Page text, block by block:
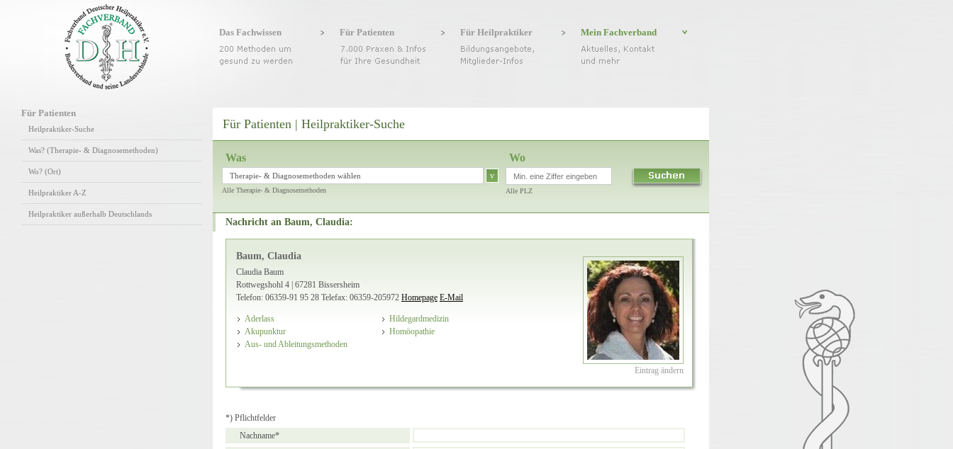
Das Fachwissen Für Patienten Für Heilpraktiker Mein Fachverband
Für Patienten
Heilpraktiker-Suche
Was? (Therapie- & Diagnosemethoden)
Wo? (Ort)
Heilpraktiker A-Z
Heilpraktiker außerhalb Deutschlands
Für Patienten | Heilpraktiker-Suche
Was
Therapie- & Diagnosemethoden wählen v
Alle Therapie- & Diagnosemethoden
Wo
Alle PLZ
Nachricht an Baum, Claudia:
Eintrag ändern
Baum, Claudia
Claudia Baum
Rottwegshohl 4 | 67281 Bissersheim
Telefon: 06359-91 95 28 Telefax: 06359-205972 Homepage E-Mail
Aderlass
Akupunktur
Aus- und Ableitungsmethoden
Hildegardmedizin
Homöopathie
*) Pflichtfelder
Nachname*